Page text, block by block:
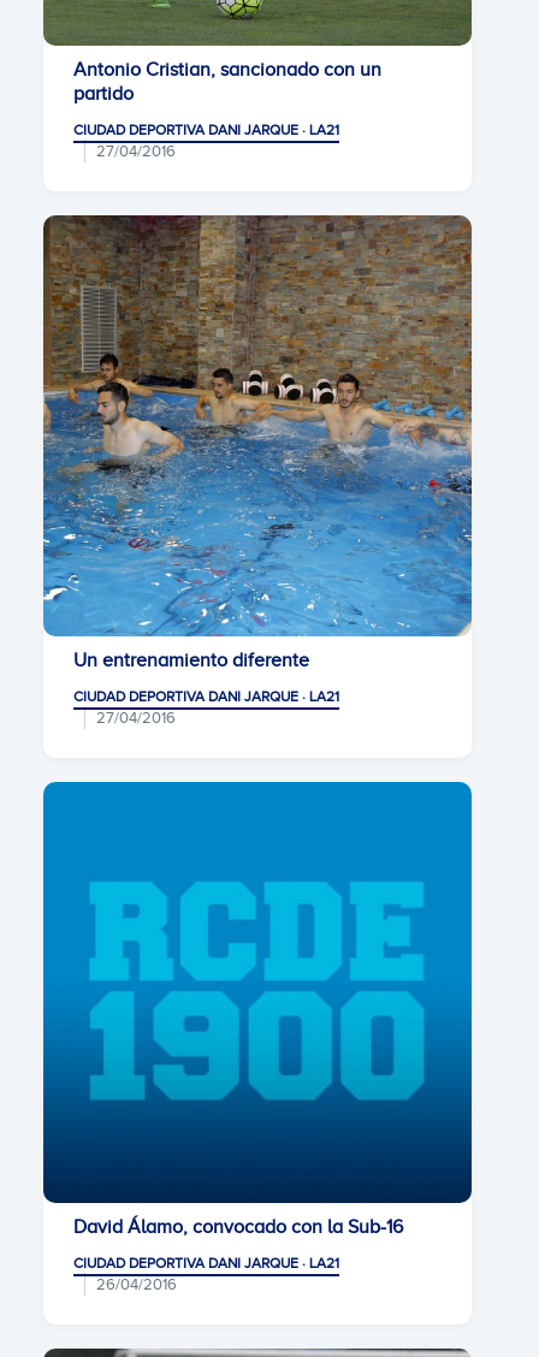
Antonio Cristian, sancionado con un
partido
CIUDAD DEPORTIVA DANI JARQUE · LA21
27/04/2016
Un entrenamiento diferente
CIUDAD DEPORTIVA DANI JARQUE · LA21
27/04/2016
David Álamo, convocado con la Sub-16
CIUDAD DEPORTIVA DANI JARQUE · LA21
26/04/2016